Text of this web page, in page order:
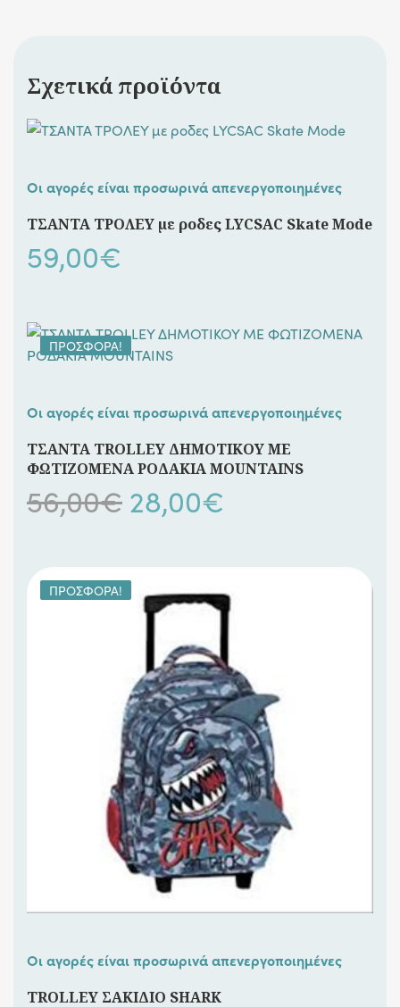
Σχετικά προϊόντα
Οι αγορές είναι προσωρινά απενεργοποιημένες
ΤΣΑΝΤΑ ΤΡΟΛΕΥ με ροδες LYCSAC Skate Mode
59,00€
ΠΡΟΣΦΟΡΆ!
Οι αγορές είναι προσωρινά απενεργοποιημένες
ΤΣΑΝΤΑ TROLLEY ΔΗΜΟΤΙΚΟΥ ΜΕ
ΦΩΤΙΖΟΜΕΝΑ ΡΟΔΑΚΙΑ MOUNTAINS
56,00€ Original
was:
56,00€.
28,00€
τιμή
είναι:
28,00€.
ΠΡΟΣΦΟΡΆ!
Οι αγορές είναι προσωρινά απενεργοποιημένες
TROLLEY ΣΑΚΙΔΙΟ SHARK